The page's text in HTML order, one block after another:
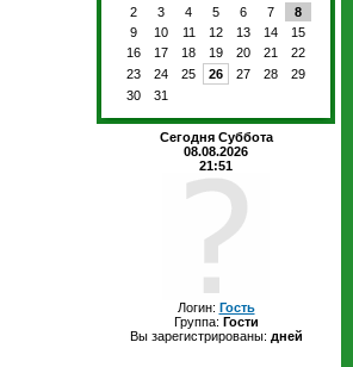
2
3 4 5 6 7
8
9
10 11 12 13 14
15
16
17 18 19 20 21
22
23
24 25 26 27 28
29
30
31
Сегодня Суббота
08.08.2026
21:51
Логин: Гость
Группа: Гости
Вы зарегистрированы: дней